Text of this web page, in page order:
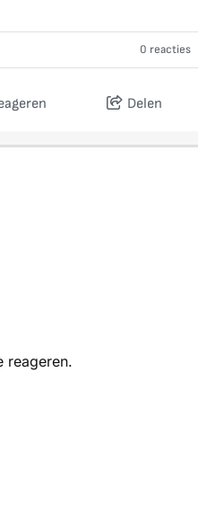
0 reacties
Delen
reageren.